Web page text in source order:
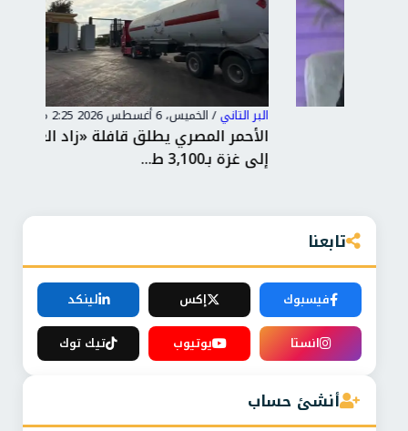
الخميس، 6 أغسطس 2026 2:25 م
الأحمر المصري يطلق قافلة «زاد العزة» الـ251
تابعنا
فيسبوك إكس
لينكد
انستا
يوتيوب تيك توك
أنشئ حساب